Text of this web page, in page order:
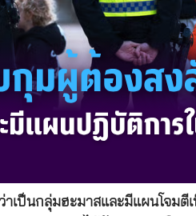
ป็นกลุ่มฮะมาสและมีแผนโจมตี